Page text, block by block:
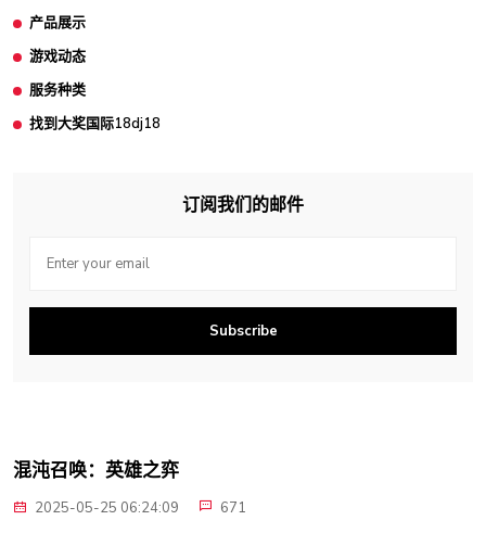
产品展示
游戏动态
服务种类
找到大奖国际18dj18
订阅我们的邮件
Subscribe
混沌召唤：英雄之弈
2025-05-25 06:24:09
671